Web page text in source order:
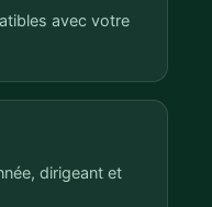
avec votre
dirigeant et